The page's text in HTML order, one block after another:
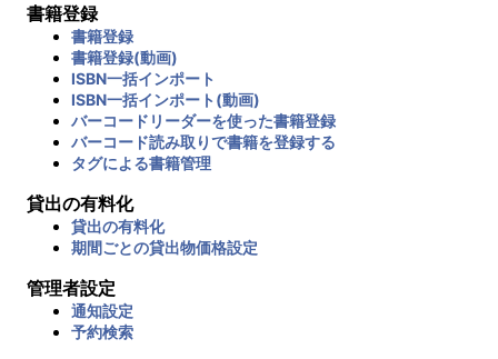
書籍登録
書籍登録
書籍登録(動画)
ISBN一括インポート
ISBN一括インポート(動画)
バーコードリーダーを使った書籍登録
バーコード読み取りで書籍を登録する
タグによる書籍管理
貸出の有料化
貸出の有料化
期間ごとの貸出物価格設定
管理者設定
通知設定
予約検索